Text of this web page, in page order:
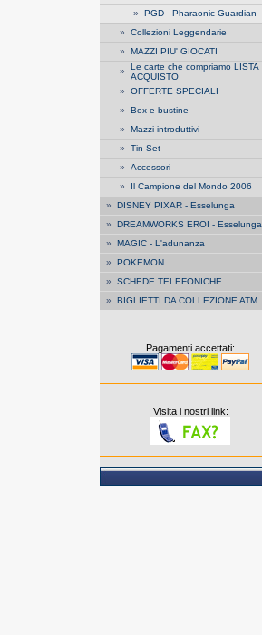
» PGD - Pharaonic Guardian
» Collezioni Leggendarie
» MAZZI PIU' GIOCATI
» Le carte che compriamo LISTA
ACQUISTO
» OFFERTE SPECIALI
» Box e bustine
» Mazzi introduttivi
» Tin Set
» Accessori
» Il Campione del Mondo 2006
» DISNEY PIXAR - Esselunga
» DREAMWORKS EROI - Esselunga
» MAGIC - L'adunanza
» POKEMON
» SCHEDE TELEFONICHE
» BIGLIETTI DA COLLEZIONE ATM
Pagamenti accettati:
Visita i nostri link: